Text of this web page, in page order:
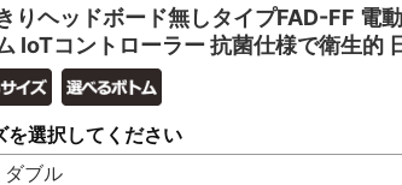
りヘッドボード無しタイプFAD-FF 電
IoTコントローラー 抗菌仕様で衛生的
を選択してください